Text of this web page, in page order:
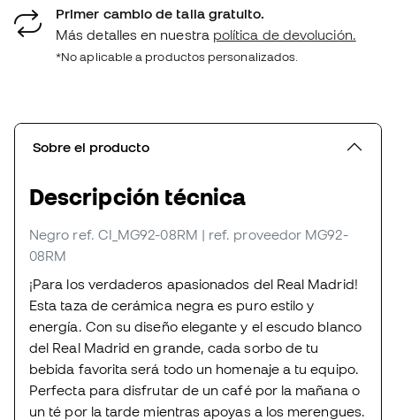
Primer cambio de talla gratuito.
Más detalles en nuestra política de devolución.
*No aplicable a productos personalizados.
Sobre el producto
Descripción técnica
Negro ref. CI_MG92-08RM | ref. proveedor MG92-
08RM
¡Para los verdaderos apasionados del Real Madrid!
Esta taza de cerámica negra es puro estilo y
energía. Con su diseño elegante y el escudo blanco
del Real Madrid en grande, cada sorbo de tu
bebida favorita será todo un homenaje a tu equipo.
Perfecta para disfrutar de un café por la mañana o
un té por la tarde mientras apoyas a los merengues.